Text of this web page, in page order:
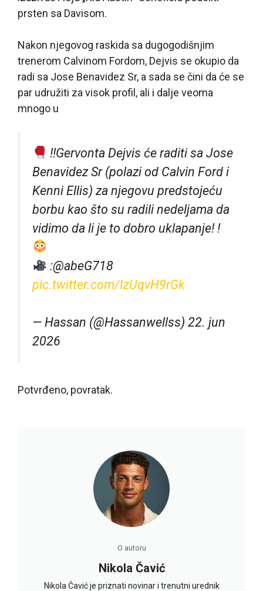
prsten sa Davisom.
Nakon njegovog raskida sa dugogodišnjim
trenerom Calvinom Fordom, Dejvis se okupio da
radi sa Jose Benavidez Sr, a sada se čini da će se
par udružiti za visok profil, ali i dalje veoma
mnogo u
!!Gervonta Dejvis će raditi sa Jose
Benavidez Sr (polazi od Calvin Ford i
Kenni Ellis) za njegovu predstojeću
borbu kao što su radili nedeljama da
vidimo da li je to dobro uklapanje! !
:@abeG718
pic.twitter.com/IzUqvH9rGk
— Hassan (@Hassanwellss) 22. jun
2026
Potvrđeno, povratak.
O autoru
Nikola Čavić
Nikola Čavić je priznati novinar i trenutni urednik